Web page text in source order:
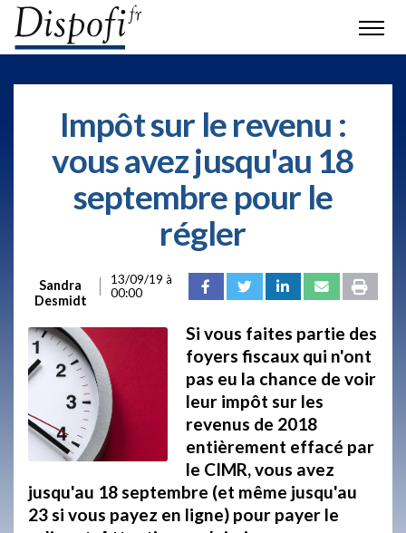
Impôt sur le revenu :
vous avez jusqu'au 18
septembre pour le
régler
Sandra
Desmidt
13/09/19 à
00:00
Si vous faites partie des
foyers fiscaux qui n'ont
pas eu la chance de voir
leur impôt sur les
revenus de 2018
entièrement effacé par
le CIMR, vous avez
jusqu'au 18 septembre (et même jusqu'au
23 si vous payez en ligne) pour payer le